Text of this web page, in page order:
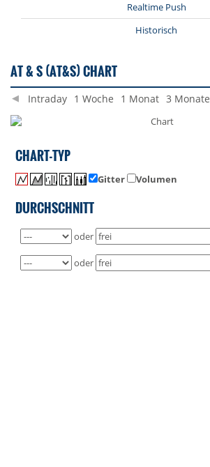
Realtime Push
Historisch
AT & S (AT&S) CHART
Intraday 1 Woche 1 Monat 3 Monate
CHART-TYP
Gitter Volumen
DURCHSCHNITT
oder
oder